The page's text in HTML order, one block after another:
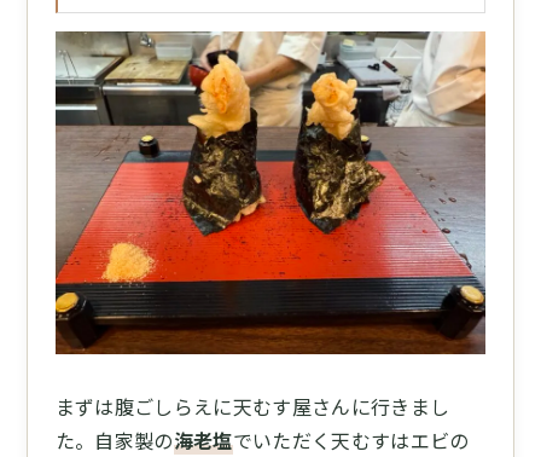
まずは腹ごしらえに天むす屋さんに行きまし
た。自家製の海老塩でいただく天むすはエビの